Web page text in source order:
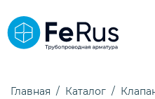
Главная Каталог